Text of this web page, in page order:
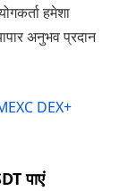
हमेशा
अनुभव प्रदान
DEX+
पाएं